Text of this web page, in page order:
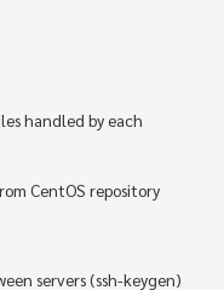
handled by each
CentOS repository
servers (ssh-keygen)